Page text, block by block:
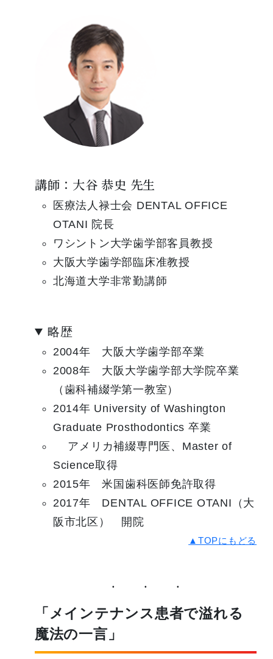
講師：大谷 恭史 先生
医療法人禄士会 DENTAL OFFICE
OTANI 院長
ワシントン大学歯学部客員教授
大阪大学歯学部臨床准教授
北海道大学非常勤講師
略歴
2004年 大阪大学歯学部卒業
2008年 大阪大学歯学部大学院卒業
（歯科補綴学第一教室）
2014年 University of Washington
Graduate Prosthodontics 卒業
アメリカ補綴専門医、Master of
Science取得
2015年 米国歯科医師免許取得
2017年 DENTAL OFFICE OTANI（大
阪市北区） 開院
▲TOPにもどる
「メインテナンス患者で溢れる
魔法の一言」